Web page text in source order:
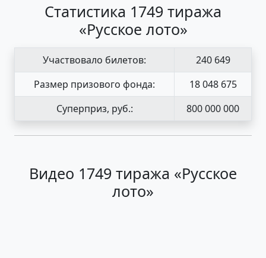
Статистика 1749 тиража
«Русское лото»
Участвовало билетов:
240 649
Размер призового фонда:
18 048 675
Суперприз, руб.:
800 000 000
Видео 1749 тиража «Русское
лото»